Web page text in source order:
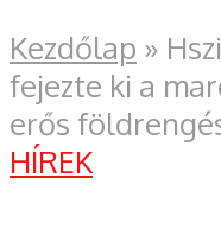
Kezdőlap »
fejezte ki a
erős
HÍREK